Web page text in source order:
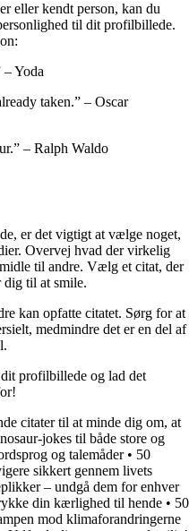
eller kendt person, kan du
til dit profilbillede.
– Yoda
taken.” – Oscar
– Ralph Waldo
er det vigtigt at vælge noget,
Overvej hvad der virkelig
til andre. Vælg et citat, der
til at smile.
kan opfatte citatet. Sørg for at
medmindre det er en del af
profilbillede og lad det
citater til at minde dig om, at
jokes til både store og
og talemåder• 50
sikkert gennem livets
– undgå dem for enhver
din kærlighed til hende • 50
mod klimaforandringerne